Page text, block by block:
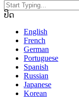
ປິດ
English
French
German
Portuguese
Spanish
Russian
Japanese
Korean